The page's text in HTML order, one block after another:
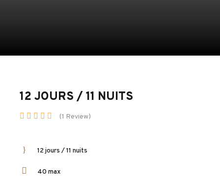
12 JOURS / 11 NUITS
(1 Review)
12 jours / 11 nuits
40 max